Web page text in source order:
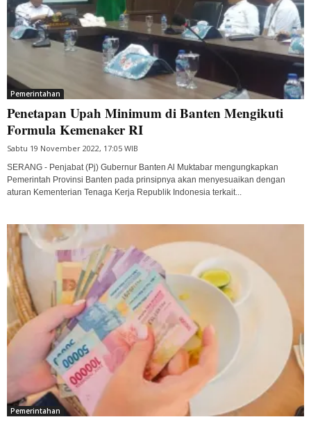
Pemerintahan
Penetapan Upah Minimum di Banten Mengikuti
Formula Kemenaker RI
Sabtu 19 November 2022, 17:05 WIB
SERANG - Penjabat (Pj) Gubernur Banten Al Muktabar mengungkapkan
Pemerintah Provinsi Banten pada prinsipnya akan menyesuaikan dengan
aturan Kementerian Tenaga Kerja Republik Indonesia terkait...
Pemerintahan